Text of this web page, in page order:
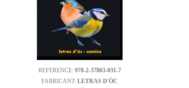
REFERENCE: 978-2-37863-031-7
FABRICANT:LETRAS D'ÒC